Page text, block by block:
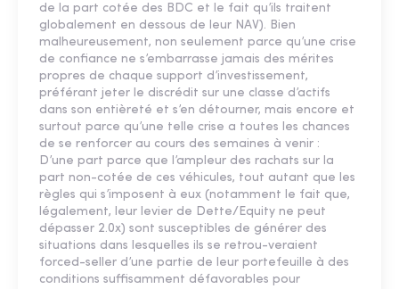
de la part cotée des BDC et le fait qu’ils traitent
globalement en dessous de leur NAV). Bien
malheureusement, non seulement parce qu’une crise
de confiance ne s’embarrasse jamais des mérites
propres de chaque support d’investissement,
préférant jeter le discrédit sur une classe d’actifs
dans son entièreté et s’en détourner, mais encore et
surtout parce qu’une telle crise a toutes les chances
de se renforcer au cours des semaines à venir :
D’une part parce que l’ampleur des rachats sur la
part non-cotée de ces véhicules, tout autant que les
règles qui s’imposent à eux (notamment le fait que,
légalement, leur levier de Dette/Equity ne peut
dépasser 2.0x) sont susceptibles de générer des
situations dans lesquelles ils se retrou-veraient
forced-seller d’une partie de leur portefeuille à des
conditions suffisamment défavorables pour